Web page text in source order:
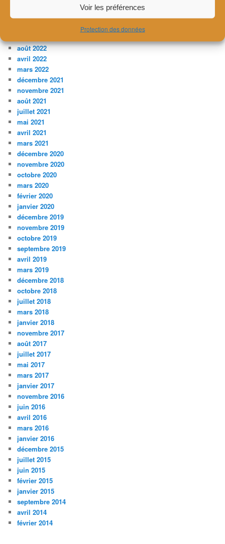
Voir les préférences
Protection des données
janvier 2023
août 2022
avril 2022
mars 2022
décembre 2021
novembre 2021
août 2021
juillet 2021
mai 2021
avril 2021
mars 2021
décembre 2020
novembre 2020
octobre 2020
mars 2020
février 2020
janvier 2020
décembre 2019
novembre 2019
octobre 2019
septembre 2019
avril 2019
mars 2019
décembre 2018
octobre 2018
juillet 2018
mars 2018
janvier 2018
novembre 2017
août 2017
juillet 2017
mai 2017
mars 2017
janvier 2017
novembre 2016
juin 2016
avril 2016
mars 2016
janvier 2016
décembre 2015
juillet 2015
juin 2015
février 2015
janvier 2015
septembre 2014
avril 2014
février 2014